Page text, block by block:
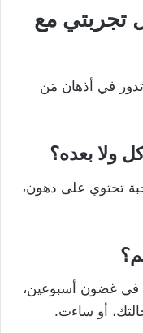
تجربتي مع
في أذهان مَن
ولا بعده؟
تحتوي على دهون،
في غضون أسبوعين،
أو ساءت.